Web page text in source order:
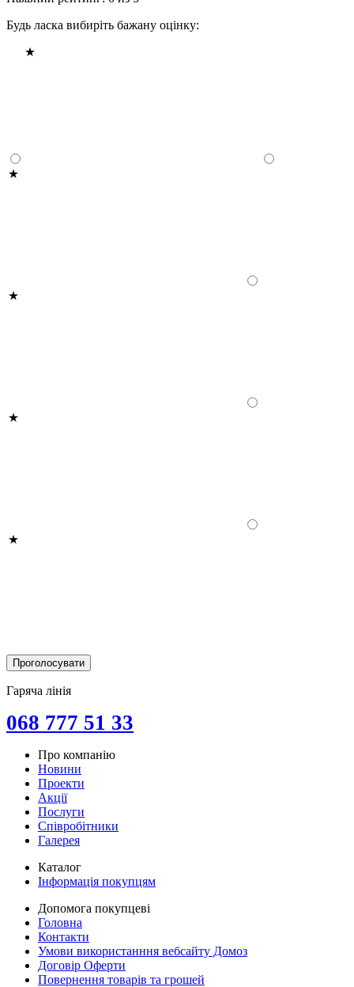
Будь ласка вибиріть бажану оцінку:
Гаряча лінія
068 777 51 33
Про компанію
Новини
Проекти
Акції
Послуги
Співробітники
Галерея
Каталог
Інформація покупцям
Допомога покупцеві
Головна
Контакти
Умови використанння вебсайту Домоз
Договір Оферти
Повернення товарів та грошей